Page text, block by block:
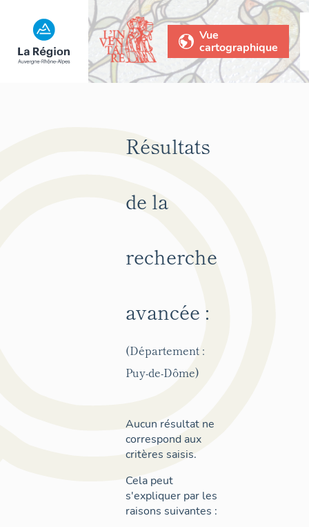
Vue
cartographique
Résultats
de la
recherche
avancée :
(Département :
Puy-de-Dôme)
Aucun résultat ne
correspond aux
critères saisis.
Cela peut
s'expliquer par les
raisons suivantes :